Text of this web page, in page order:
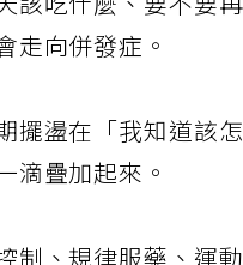
該吃什麼、要不要再
向併發症。
擺盪在「我知道該怎
疊加起來。